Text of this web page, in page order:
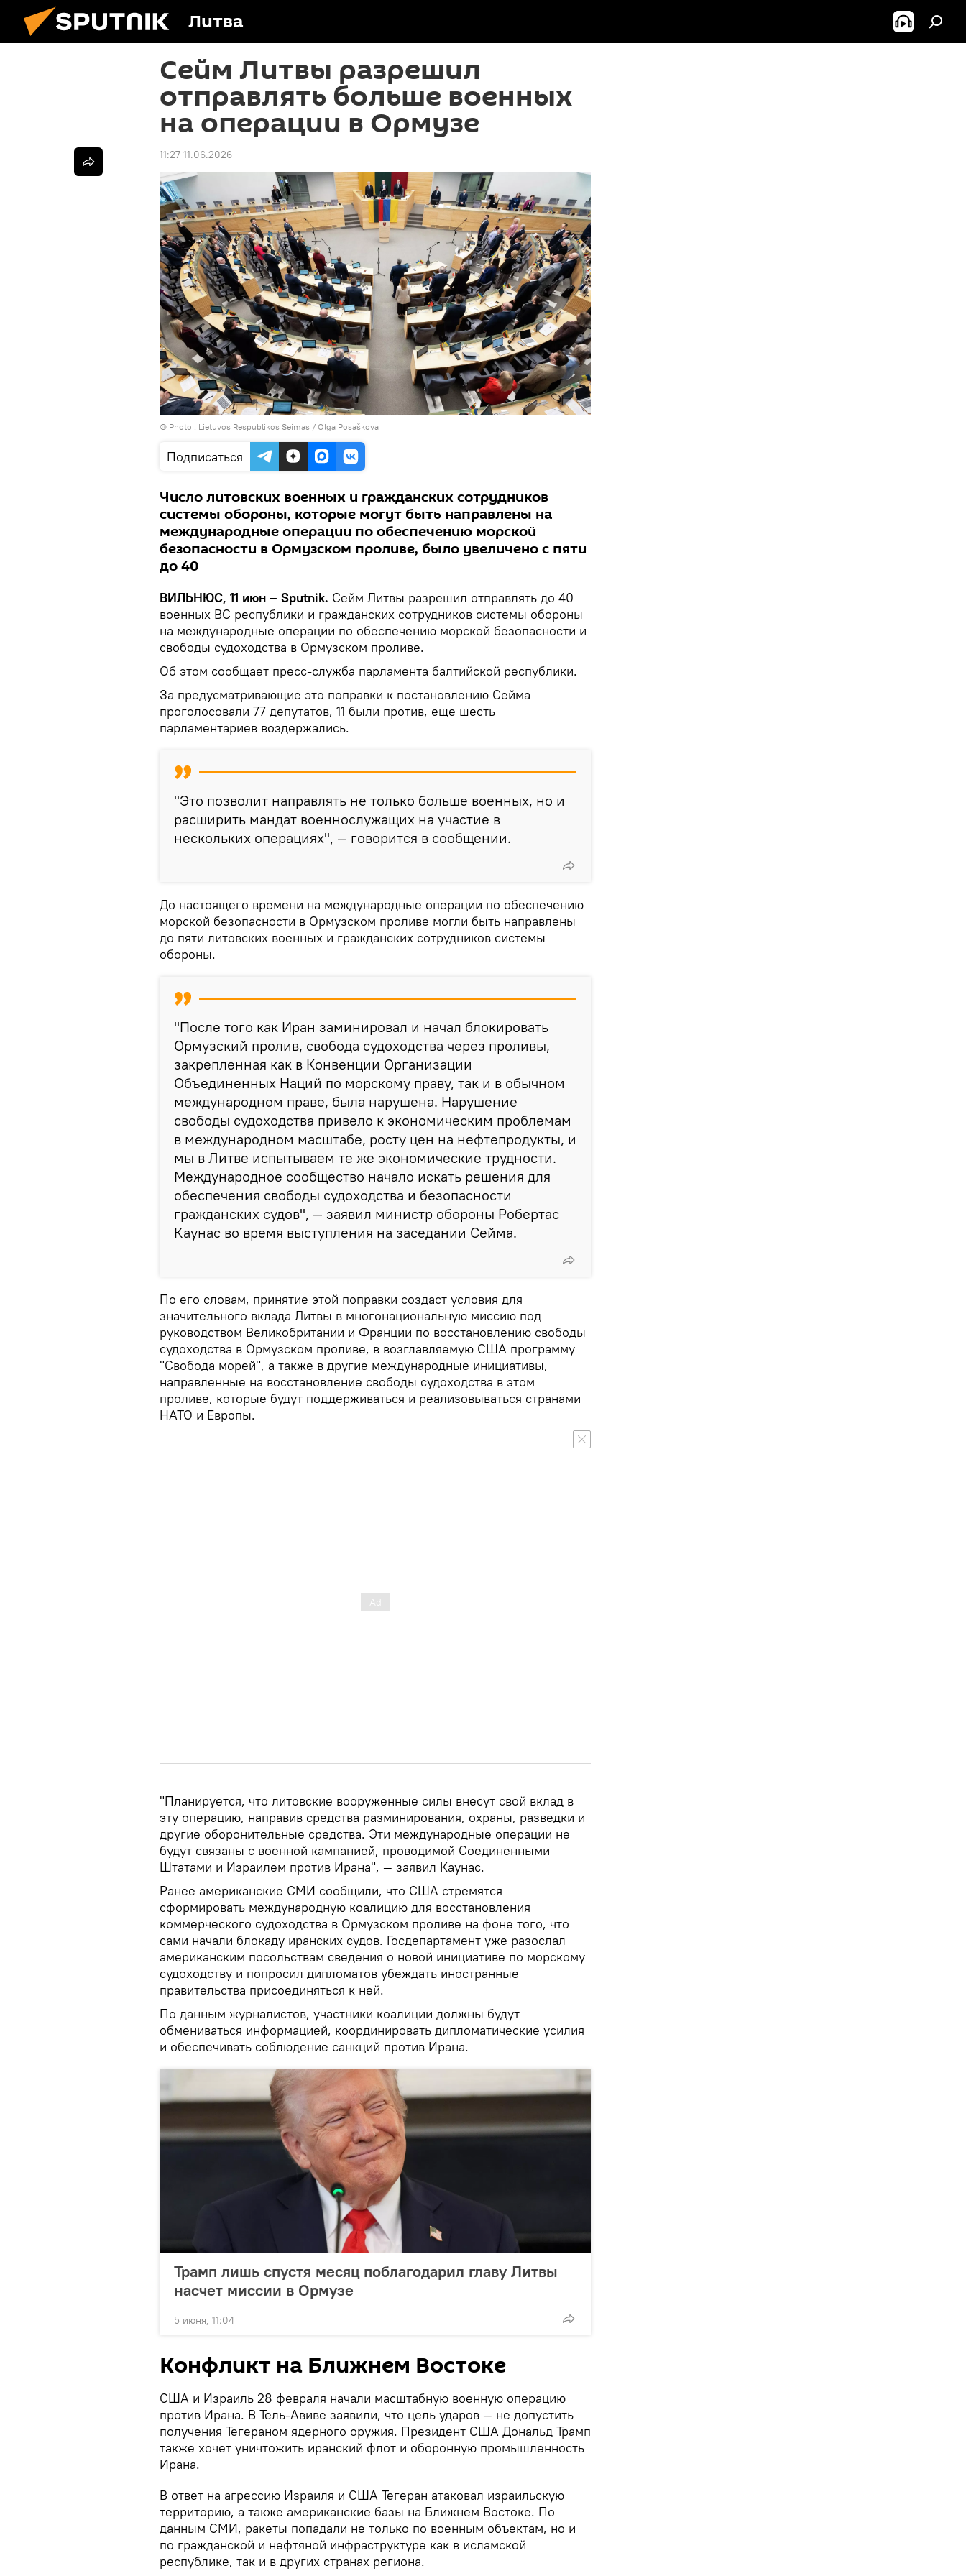
Литва
Сейм Литвы разрешил
отправлять больше военных
на операции в Ормузе
11:27 11.06.2026
© Photo : Lietuvos Respublikos Seimas / Olga Posaškova
Подписаться
Число литовских военных и гражданских сотрудников
системы обороны, которые могут быть направлены на
международные операции по обеспечению морской
безопасности в Ормузском проливе, было увеличено с пяти
до 40
ВИЛЬНЮС, 11 июн – Sputnik. Сейм Литвы разрешил отправлять до 40
военных ВС республики и гражданских сотрудников системы обороны
на международные операции по обеспечению морской безопасности и
свободы судоходства в Ормузском проливе.
Об этом сообщает пресс-служба парламента балтийской республики.
За предусматривающие это поправки к постановлению Сейма
проголосовали 77 депутатов, 11 были против, еще шесть
парламентариев воздержались.
"Это позволит направлять не только больше военных, но и
расширить мандат военнослужащих на участие в
нескольких операциях", — говорится в сообщении.
До настоящего времени на международные операции по обеспечению
морской безопасности в Ормузском проливе могли быть направлены
до пяти литовских военных и гражданских сотрудников системы
обороны.
"После того как Иран заминировал и начал блокировать
Ормузский пролив, свобода судоходства через проливы,
закрепленная как в Конвенции Организации
Объединенных Наций по морскому праву, так и в обычном
международном праве, была нарушена. Нарушение
свободы судоходства привело к экономическим проблемам
в международном масштабе, росту цен на нефтепродукты, и
мы в Литве испытываем те же экономические трудности.
Международное сообщество начало искать решения для
обеспечения свободы судоходства и безопасности
гражданских судов", — заявил министр обороны Робертас
Каунас во время выступления на заседании Сейма.
По его словам, принятие этой поправки создаст условия для
значительного вклада Литвы в многонациональную миссию под
руководством Великобритании и Франции по восстановлению свободы
судоходства в Ормузском проливе, в возглавляемую США программу
"Свобода морей", а также в другие международные инициативы,
направленные на восстановление свободы судоходства в этом
проливе, которые будут поддерживаться и реализовываться странами
НАТО и Европы.
"Планируется, что литовские вооруженные силы внесут свой вклад в
эту операцию, направив средства разминирования, охраны, разведки и
другие оборонительные средства. Эти международные операции не
будут связаны с военной кампанией, проводимой Соединенными
Штатами и Израилем против Ирана", — заявил Каунас.
Ранее американские СМИ сообщили, что США стремятся
сформировать международную коалицию для восстановления
коммерческого судоходства в Ормузском проливе на фоне того, что
сами начали блокаду иранских судов. Госдепартамент уже разослал
американским посольствам сведения о новой инициативе по морскому
судоходству и попросил дипломатов убеждать иностранные
правительства присоединяться к ней.
По данным журналистов, участники коалиции должны будут
обмениваться информацией, координировать дипломатические усилия
и обеспечивать соблюдение санкций против Ирана.
Трамп лишь спустя месяц поблагодарил главу Литвы
насчет миссии в Ормузе
5 июня, 11:04
Конфликт на Ближнем Востоке
США и Израиль 28 февраля начали масштабную военную операцию
против Ирана. В Тель-Авиве заявили, что цель ударов — не допустить
получения Тегераном ядерного оружия. Президент США Дональд Трамп
также хочет уничтожить иранский флот и оборонную промышленность
Ирана.
В ответ на агрессию Израиля и США Тегеран атаковал израильскую
территорию, а также американские базы на Ближнем Востоке. По
данным СМИ, ракеты попадали не только по военным объектам, но и
по гражданской и нефтяной инфраструктуре как в исламской
республике, так и в других странах региона.